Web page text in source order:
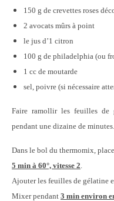
150 g de crevettes roses
2 avocats mûrs à point
le jus d’1 citron
100 g de philadelphia (ou
1 cc de moutarde
sel, poivre (si nécessaire
Faire ramollir les feuilles de
pendant une dizaine de minutes.
Dans le bol du thermomix,
5 min à 60°, vitesse 2.
Ajouter les feuilles de gélatine
Mixer pendant 3 min environ